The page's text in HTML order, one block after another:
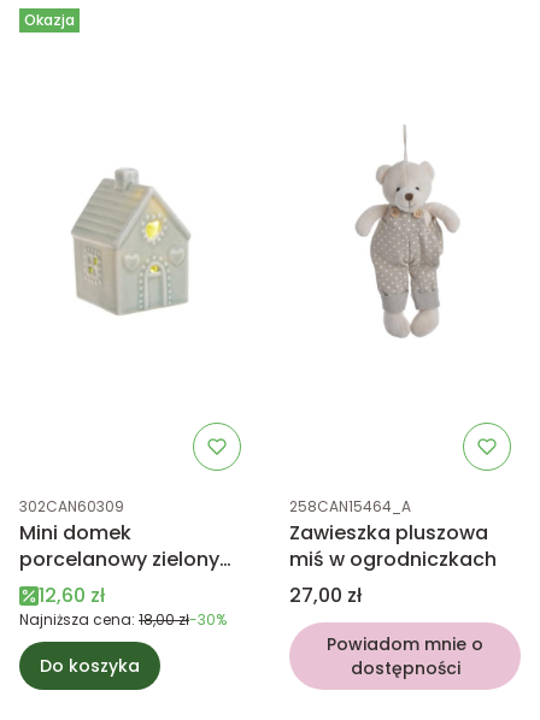
Okazja
Kod produktu
302CAN60309
Mini domek
porcelanowy zielony
LED 7,5cm
Cena promocyjna
12,60 zł
Najniższa cena: 18,00 zł-30%
Do koszyka
Kod produktu
258CAN15464_A
Zawieszka pluszowa
miś w ogrodniczkach
Cena
27,00 zł
Powiadom mnie o
dostępności